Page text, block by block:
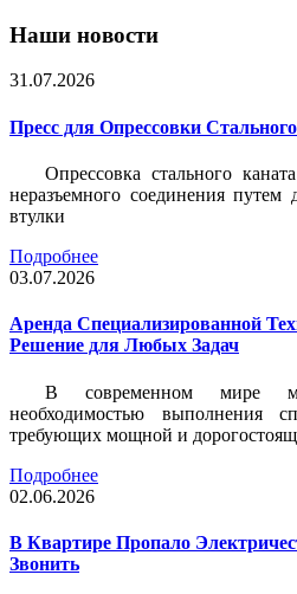
Наши новости
31.07.2026
Пресс для Опрессовки
Опрессовка стального
неразъемного соединения путем
втулки
Подробнее
03.07.2026
Аренда Специализированной
Решение для Любых Задач
В современном мире
необходимостью выполнения
требующих мощной и
Подробнее
02.06.2026
В Квартире Пропало
Звонить